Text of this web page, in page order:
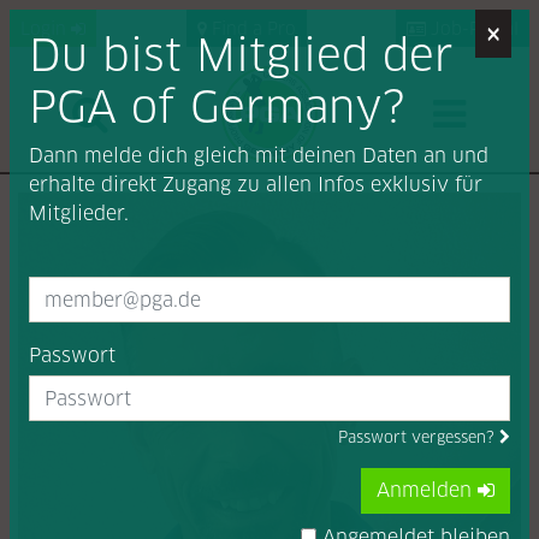
Job-Portal
×
Du bist Mitglied der
PGA of Germany?
Dann melde dich gleich mit deinen Daten an und
erhalte direkt Zugang zu allen Infos exklusiv für
Mitglieder.
Passwort
Passwort vergessen?
Anmelden